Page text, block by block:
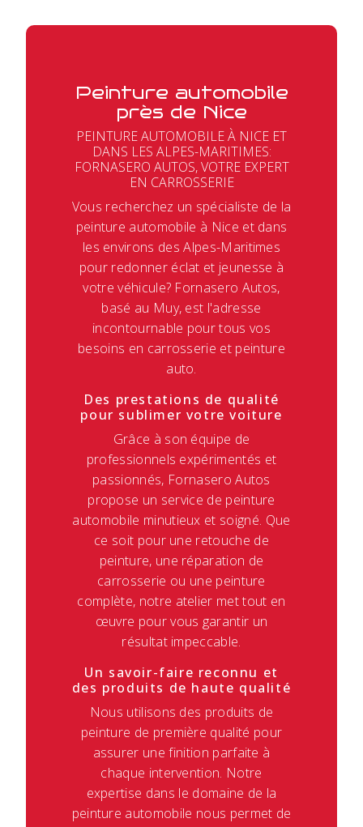
Peinture automobile
près de Nice
PEINTURE AUTOMOBILE À NICE ET
DANS LES ALPES-MARITIMES:
FORNASERO AUTOS, VOTRE EXPERT
EN CARROSSERIE
Vous recherchez un spécialiste de la
peinture automobile à Nice et dans
les environs des Alpes-Maritimes
pour redonner éclat et jeunesse à
votre véhicule? Fornasero Autos,
basé au Muy, est l'adresse
incontournable pour tous vos
besoins en carrosserie et peinture
auto.
Des prestations de qualité
pour sublimer votre voiture
Grâce à son équipe de
professionnels expérimentés et
passionnés, Fornasero Autos
propose un service de peinture
automobile minutieux et soigné. Que
ce soit pour une retouche de
peinture, une réparation de
carrosserie ou une peinture
complète, notre atelier met tout en
œuvre pour vous garantir un
résultat impeccable.
Un savoir-faire reconnu et
des produits de haute qualité
Nous utilisons des produits de
peinture de première qualité pour
assurer une finition parfaite à
chaque intervention. Notre
expertise dans le domaine de la
peinture automobile nous permet de